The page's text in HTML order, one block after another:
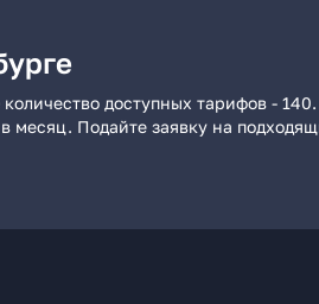
доступных тарифов -
месяц. Подайте заявку на